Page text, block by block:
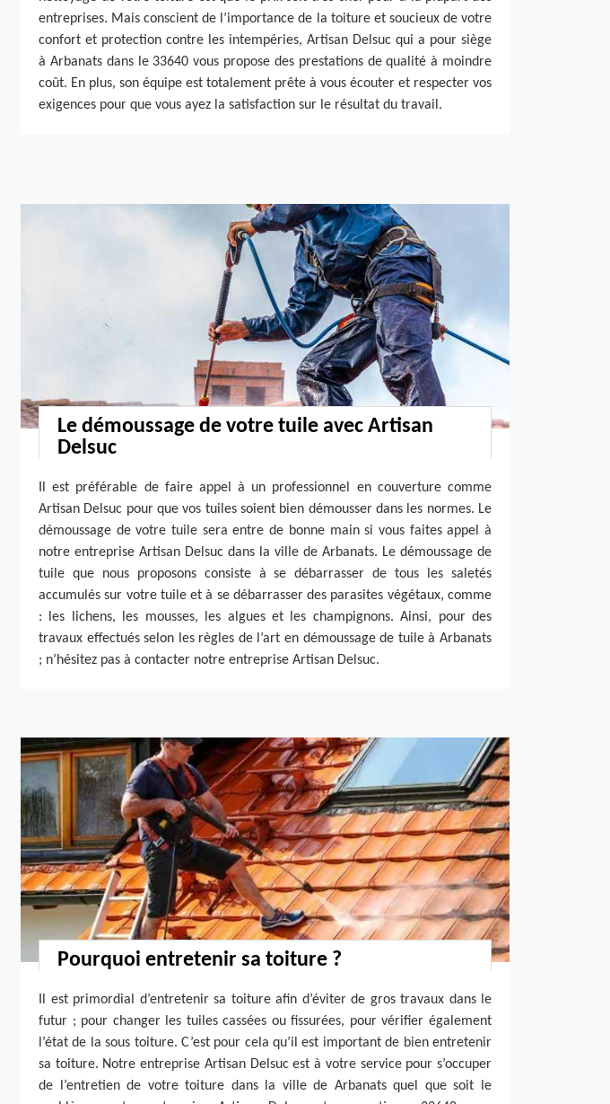
entreprises. Mais conscient de l’importance de la toiture et soucieux de votre
confort et protection contre les intempéries, Artisan Delsuc qui a pour siège
à Arbanats dans le 33640 vous propose des prestations de qualité à moindre
coût. En plus, son équipe est totalement prête à vous écouter et respecter vos
exigences pour que vous ayez la satisfaction sur le résultat du travail.
Le démoussage de votre tuile avec Artisan
Delsuc
Il est préférable de faire appel à un professionnel en couverture comme
Artisan Delsuc pour que vos tuiles soient bien démousser dans les normes. Le
démoussage de votre tuile sera entre de bonne main si vous faites appel à
notre entreprise Artisan Delsuc dans la ville de Arbanats. Le démoussage de
tuile que nous proposons consiste à se débarrasser de tous les saletés
accumulés sur votre tuile et à se débarrasser des parasites végétaux, comme
: les lichens, les mousses, les algues et les champignons. Ainsi, pour des
travaux effectués selon les règles de l’art en démoussage de tuile à Arbanats
; n’hésitez pas à contacter notre entreprise Artisan Delsuc.
Pourquoi entretenir sa toiture ?
Il est primordial d’entretenir sa toiture afin d’éviter de gros travaux dans le
futur ; pour changer les tuiles cassées ou fissurées, pour vérifier également
l’état de la sous toiture. C’est pour cela qu’il est important de bien entretenir
sa toiture. Notre entreprise Artisan Delsuc est à votre service pour s’occuper
de l’entretien de votre toiture dans la ville de Arbanats quel que soit le